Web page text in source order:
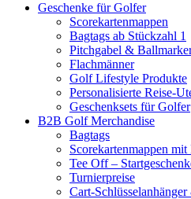
Geschenke für Golfer
Scorekartenmappen
Bagtags ab Stückzahl 1
Pitchgabel &
Flachmänner
Golf Lifestyle Produkte
Personalisierte Reise-
Geschenksets für Golfer
B2B Golf Merchandise
Bagtags
Scorekartenmappen
Tee Off –
Turnierpreise
Cart-